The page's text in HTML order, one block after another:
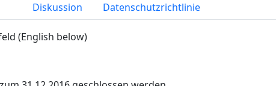
Diskussion Datenschutzrichtlinie
(English below)